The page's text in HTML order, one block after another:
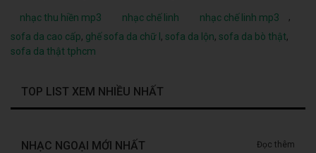
nhạc thu hiền mp3 nhạc chế linh nhạc chế linh mp3
,
sofa da cao cấp, ghế sofa da chữ l , sofa da lộn, sofa da bò thật,
sofa da thật tphcm
TOP LIST XEM NHIỀU NHẤT
NHẠC NGOẠI MỚI NHẤT Đọc thêm